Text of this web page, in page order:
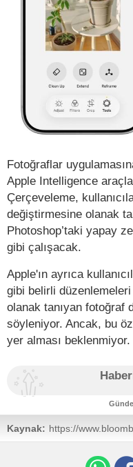
Fotoğraflar
Apple Intelligence
Çerçeveleme,
değiştirmesine olanak
Photoshop’taki yapay
gibi çalışacak.
Apple'ın ayrıca
gibi belirli
olanak tanıyan fotoğraf
söyleniyor. Ancak, bu
yer alması beklenmiyor.
Kaynak: https://
28/apple-ios-27-
camera-app-new-